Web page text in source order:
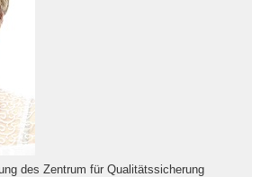
des Zentrum für Qualitätssicherung